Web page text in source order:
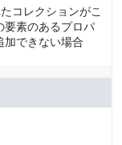
コレクションがこ
要素のあるプロパ
加できない場合